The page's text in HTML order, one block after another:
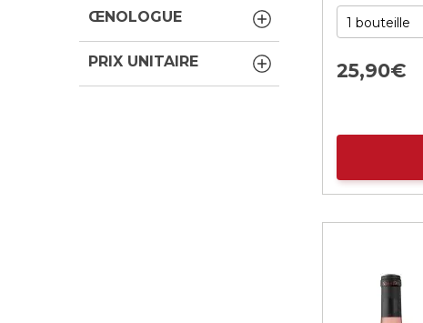
25,90€
ŒNOLOGUE
PRIX UNITAIRE